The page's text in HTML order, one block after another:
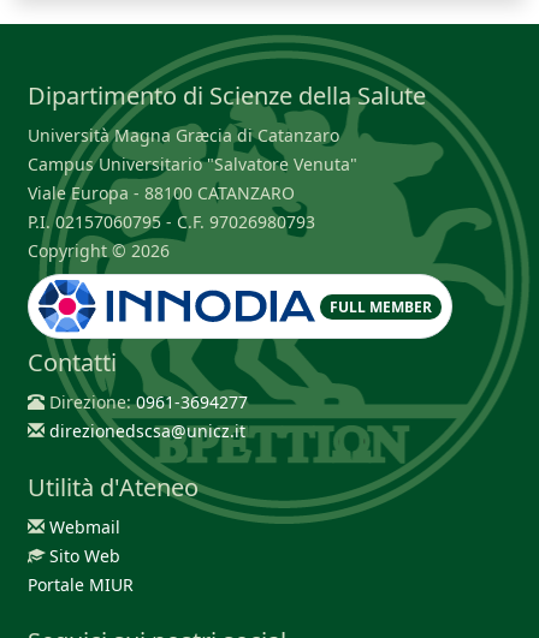
Dipartimento di Scienze della Salute
Università Magna Græcia di Catanzaro
Campus Universitario "Salvatore Venuta"
Viale Europa - 88100 CATANZARO
P.I. 02157060795 - C.F. 97026980793
Copyright © 2026
FULL MEMBER
Contatti
Direzione:0961-3694277
direzionedscsa@unicz.it
Utilità d'Ateneo
Webmail
Sito Web
Portale MIUR